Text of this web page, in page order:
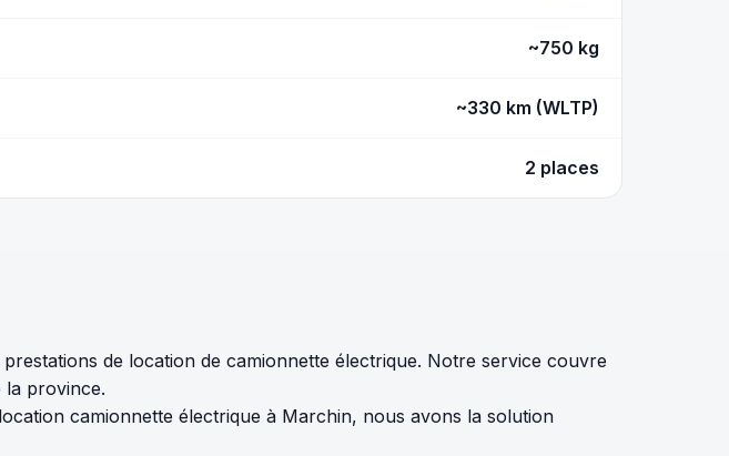
~750 kg
~330 km (WLTP)
2 places
de location de camionnette électrique. Notre service couvre
la province.
camionnette électrique à Marchin, nous avons la solution